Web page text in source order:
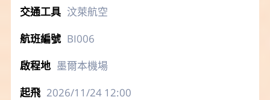
汶萊航空
BI006
墨爾本機場
2026/11/2412:00